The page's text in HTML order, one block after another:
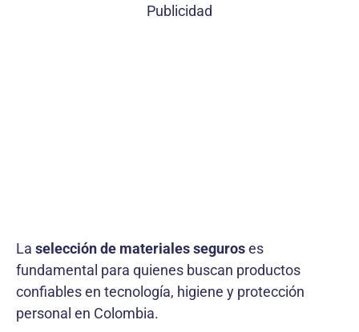
Publicidad
La selección de materiales seguroses
fundamental para quienes buscan productos
confiables en tecnología, higiene y protección
personal en Colombia.